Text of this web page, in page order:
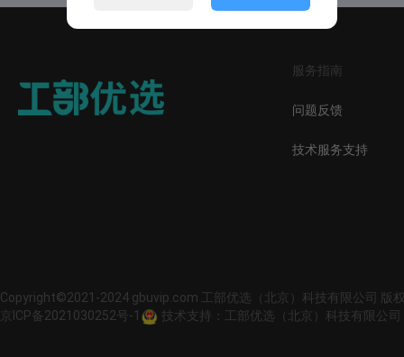
服务指南
问题反馈
技术服务支持
Copyright©2021-2024 gbuvip.com 工部优选（北京）科技有限公司 版
京ICP备2021030252号-1
技术支持：工部优选（北京）科技有限公司